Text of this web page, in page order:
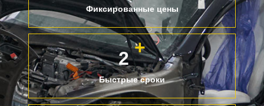
Фиксированные цены
2
+
Быстрые сроки